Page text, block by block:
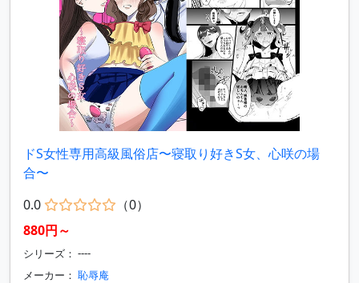
ドS女性専用高級風俗店〜寝取り好きS女、心咲の場
合〜
0.0
（0）
880円～
シリーズ： ----
メーカー： 恥辱庵